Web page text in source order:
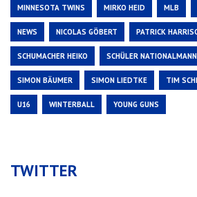
MINNESOTA TWINS MIRKO HEID MLB
NEWS NICOLAS GÖBERT PATRICK
SCHUMACHER HEIKO SCHÜLER
SIMON BÄUMER SIMON LIEDTKE TIM
U16 WINTERBALL YOUNG GUNS
TWITTER